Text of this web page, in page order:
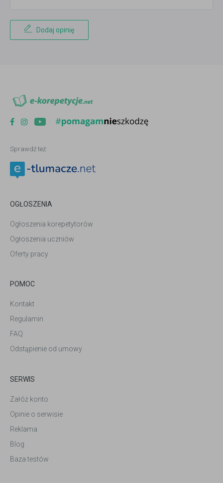
Dodaj opinię
Sprawdź też:
OGŁOSZENIA
Ogłoszenia korepetytorów
Ogłoszenia uczniów
Oferty pracy
POMOC
Kontakt
Regulamin
FAQ
Odstąpienie od umowy
SERWIS
Załóż konto
Opinie o serwisie
Reklama
Blog
Baza testów